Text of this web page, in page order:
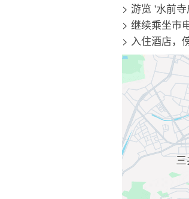
> 游览 '水前
> 继续乘坐市
> 入住酒店，